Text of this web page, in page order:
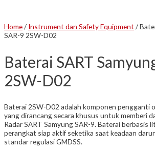
Home/ Instrument dan Safety Equipment /
SAR-9 2SW-D02
Baterai SART
2SW-D02
Baterai 2SW-D02 adalah komponen pengganti
yang dirancang secara khusus untuk memberi
Radar SART Samyung SAR-9. Baterai berbasis
perangkat siap aktif seketika saat keadaan
standar regulasi GMDSS.